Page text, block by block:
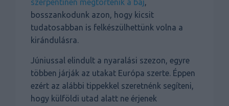
szerpentinen megtörténik a baj,
bosszankodunk azon, hogy kicsit
tudatosabban is felkészülhettünk volna a
kirándulásra.
Júniussal elindult a nyaralási szezon, egyre
többen járják az utakat Európa szerte. Éppen
ezért az alábbi tippekkel szeretnénk segíteni,
hogy külföldi utad alatt ne érjenek